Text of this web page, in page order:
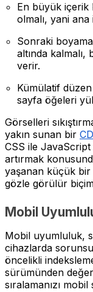
En büyük içerik
olmalı, yani ana
Sonraki
altında kalmalı,
verir.
Kümülatif düzen
sayfa öğeleri
Görselleri
yakın sunan bir
CSS ile JavaScript
artırmak
yaşanan küçük bir
gözle görülür
Mobil
Mobil uyumluluk,
cihazlarda
öncelikli
sürümünden
sıralamanızı